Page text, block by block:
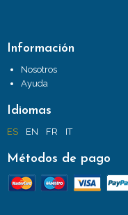
Información
Nosotros
Ayuda
Idiomas
ES EN FR IT
Métodos de pago